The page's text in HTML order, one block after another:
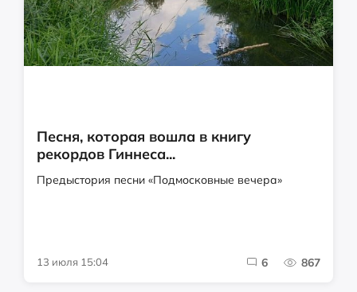
Песня, которая вошла в книгу
рекордов Гиннеса...
Предыстория песни «Подмосковные вечера»
13 июля 15:04 6 867